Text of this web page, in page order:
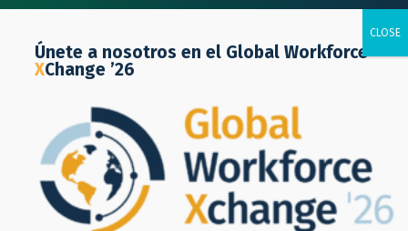
Proyecto
Únete a nosotros en el Global Workforce
XChange ’26